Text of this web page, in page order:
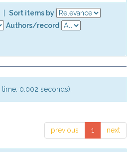
Sort items by
Authors/record
time: 0.002 seconds).
previous 1 next